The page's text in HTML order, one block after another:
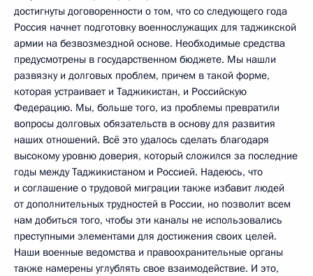
достигнуты договоренности о том, что со следующего года
Россия начнет подготовку военнослужащих для таджикской
армии на безвозмездной основе. Необходимые средства
предусмотрены в государственном бюджете. Мы нашли
развязку и долговых проблем, причем в такой форме,
которая устраивает и Таджикистан, и Российскую
Федерацию. Мы, больше того, из проблемы превратили
вопросы долговых обязательств в основу для развития
наших отношений. Всё это удалось сделать благодаря
высокому уровню доверия, который сложился за последние
годы между Таджикистаном и Россией. Надеюсь, что
и соглашение о трудовой миграции также избавит людей
от дополнительных трудностей в России, но позволит всем
нам добиться того, чтобы эти каналы не использовались
преступными элементами для достижения своих целей.
Наши военные ведомства и правоохранительные органы
также намерены углублять свое взаимодействие. И это,